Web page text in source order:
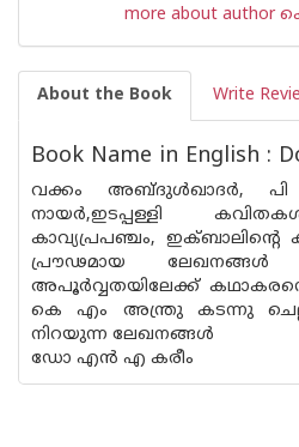
more about
About the Book Write
Book Name in English :
വക്കം അബ്ദുള്‍ഖാദര്‍,
നായര്‍,ഇടപ്പള്ളി
കാവ്യപ്രപഞ്ചം, ഇക്‍ബാലിന്റെ
പ്രൗഢമായ ലേഖനങ്ങള്‍
അപൂര്‍‌വ്വതയിലേക്ക്
കെ എം അന്ത്രു കടന്നു
നിറയുന്ന ലേഖനങ്ങള്‍
ഡോ എന്‍ എ കരീം